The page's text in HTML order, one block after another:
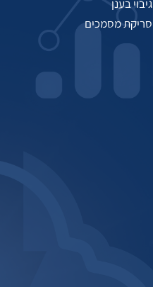
גיבוי בענן
סריקת מסמכים